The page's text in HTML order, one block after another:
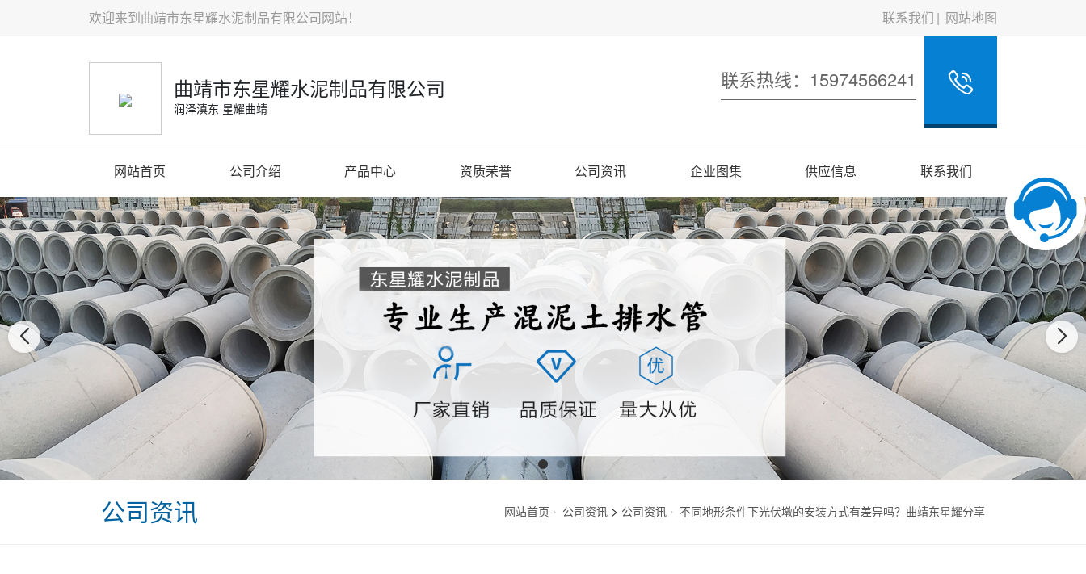
欢迎来到曲靖市东星耀水泥制品有限公司网站！ 联系我们 网站地图
曲靖市东星耀水泥制品有限公司
润泽滇东 星耀曲靖
联系热线：15974566241
网站首页 公司介绍 产品中心 资质荣誉 公司资讯 企业图集 供应信息 联系我们
公司资讯 网站首页 公司资讯> 公司资讯 不同地形条件下光伏墩的安装方式有差异吗？曲靖东星耀分享